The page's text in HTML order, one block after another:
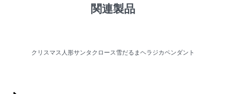
関連製品
クリスマス人形サンタクロース雪だるまヘラジカペンダント